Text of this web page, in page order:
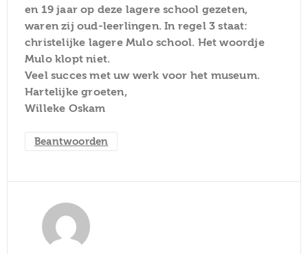
en 19 jaar op deze lagere school gezeten,
waren zij oud-leerlingen. In regel 3 staat:
christelijke lagere Mulo school. Het woordje
Mulo klopt niet.
Veel succes met uw werk voor het museum.
Hartelijke groeten,
Willeke Oskam
Beantwoorden